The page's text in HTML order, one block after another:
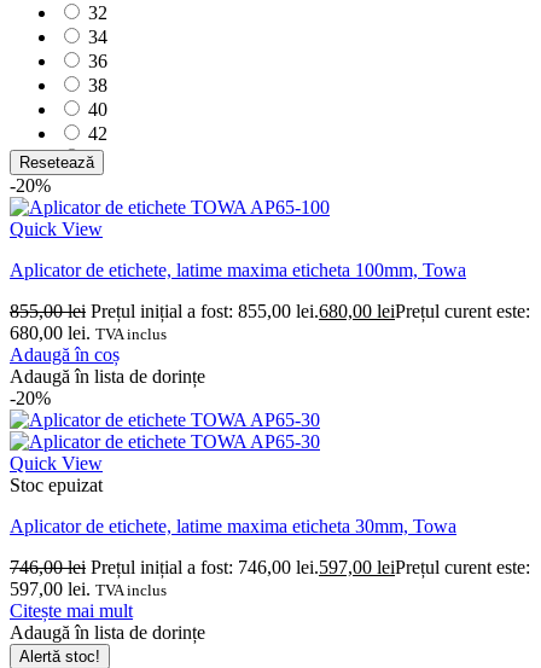
32
34
36
38
40
42
44
46
48
50
54
56
58
60
62
L
M
S
XL
XS
XXXL
Resetează
-20%
Quick View
Aplicator de etichete, latime maxima eticheta 100mm, Towa
855,00lei Prețul inițial a fost: 855,00 lei.680,00 leiPrețul curent este:
680,00 lei. TVA inclus
Adaugă în coș
Adaugă în lista de dorințe
-20%
Quick View
Stoc epuizat
Aplicator de etichete, latime maxima eticheta 30mm, Towa
746,00lei Prețul inițial a fost: 746,00 lei.597,00 leiPrețul curent este:
597,00 lei. TVA inclus
Citește mai mult
Adaugă în lista de dorințe
Alertă stoc!